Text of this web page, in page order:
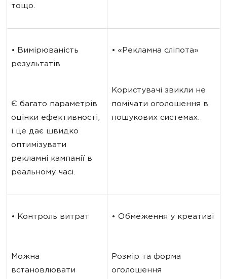
тощо.
• Вимірюваність
результатів
Є багато параметрів
оцінки ефективності,
і це дає швидко
оптимізувати
рекламні кампанії в
реальному часі.
• «Рекламна сліпота»
Користувачі звикли не
помічати оголошення в
пошукових системах.
• Контроль витрат
Можна
встановлювати
• Обмеження у креативі
Розмір та форма
оголошення